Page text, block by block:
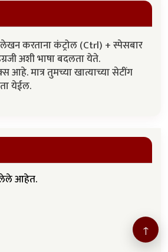
करताना कंट्रोल (Ctrl) + स्पेसबार
अशी भाषा बदलता येते.
आहे. मात्र तुमच्या खात्याच्या सेटींग
येईल.
आहेत.
↑